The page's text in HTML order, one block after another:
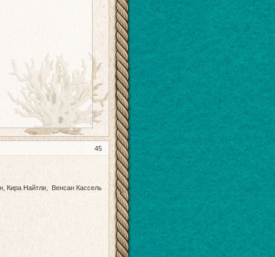
45
Кира Найтли, Венсан Кассель